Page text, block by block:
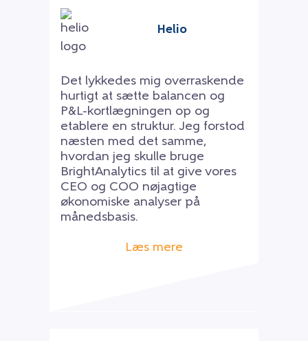
Helio
Det lykkedes mig overraskende
hurtigt at sætte balancen og
P&L-kortlægningen op og
etablere en struktur. Jeg forstod
næsten med det samme,
hvordan jeg skulle bruge
BrightAnalytics til at give vores
CEO og COO nøjagtige
økonomiske analyser på
månedsbasis.
Læs mere